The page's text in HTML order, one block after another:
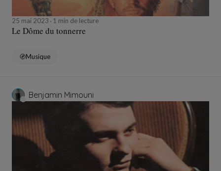
25 mai 2023 1 min de lecture
Le Dôme du tonnerre
Musique
Benjamin Mimouni